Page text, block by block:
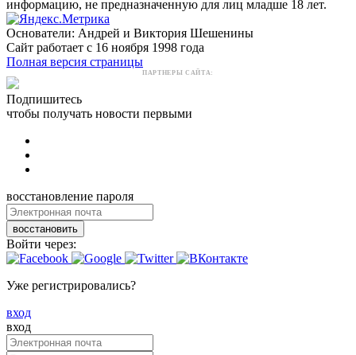
информацию, не предназначенную для лиц младше 18 лет.
Основатели: Андрей и Виктория Шешенины
Сайт работает с 16 ноября 1998 года
Полная версия страницы
ПАРТНЕРЫ САЙТА:
Подпишитесь
чтобы получать новости первыми
восстановление пароля
восстановить
Войти через:
Уже регистрировались?
вход
вход